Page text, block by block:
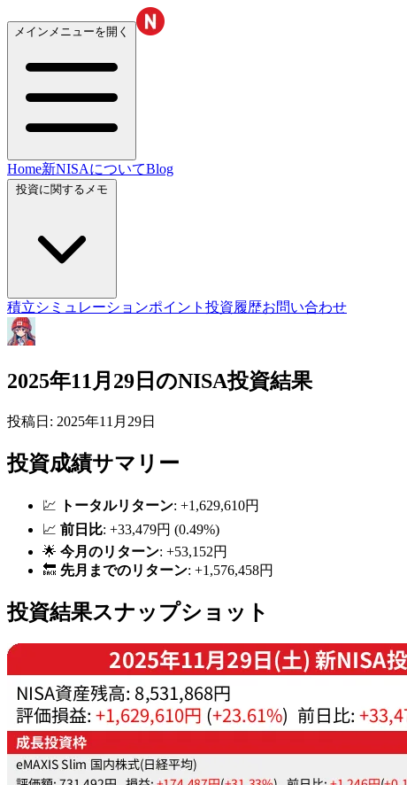
メインメニューを開く
Home新NISAについてBlog
積立シミュレーションポイント投資履歴お問い合わせ
2025年11月29日のNISA投資結果
投稿日: 2025年11月29日
投資成績サマリー
💹 トータルリターン: +1,629,610円
📈 前日比: +33,479円 (0.49%)
🌟 今月のリターン: +53,152円
🔙 先月までのリターン: +1,576,458円
投資結果スナップショット